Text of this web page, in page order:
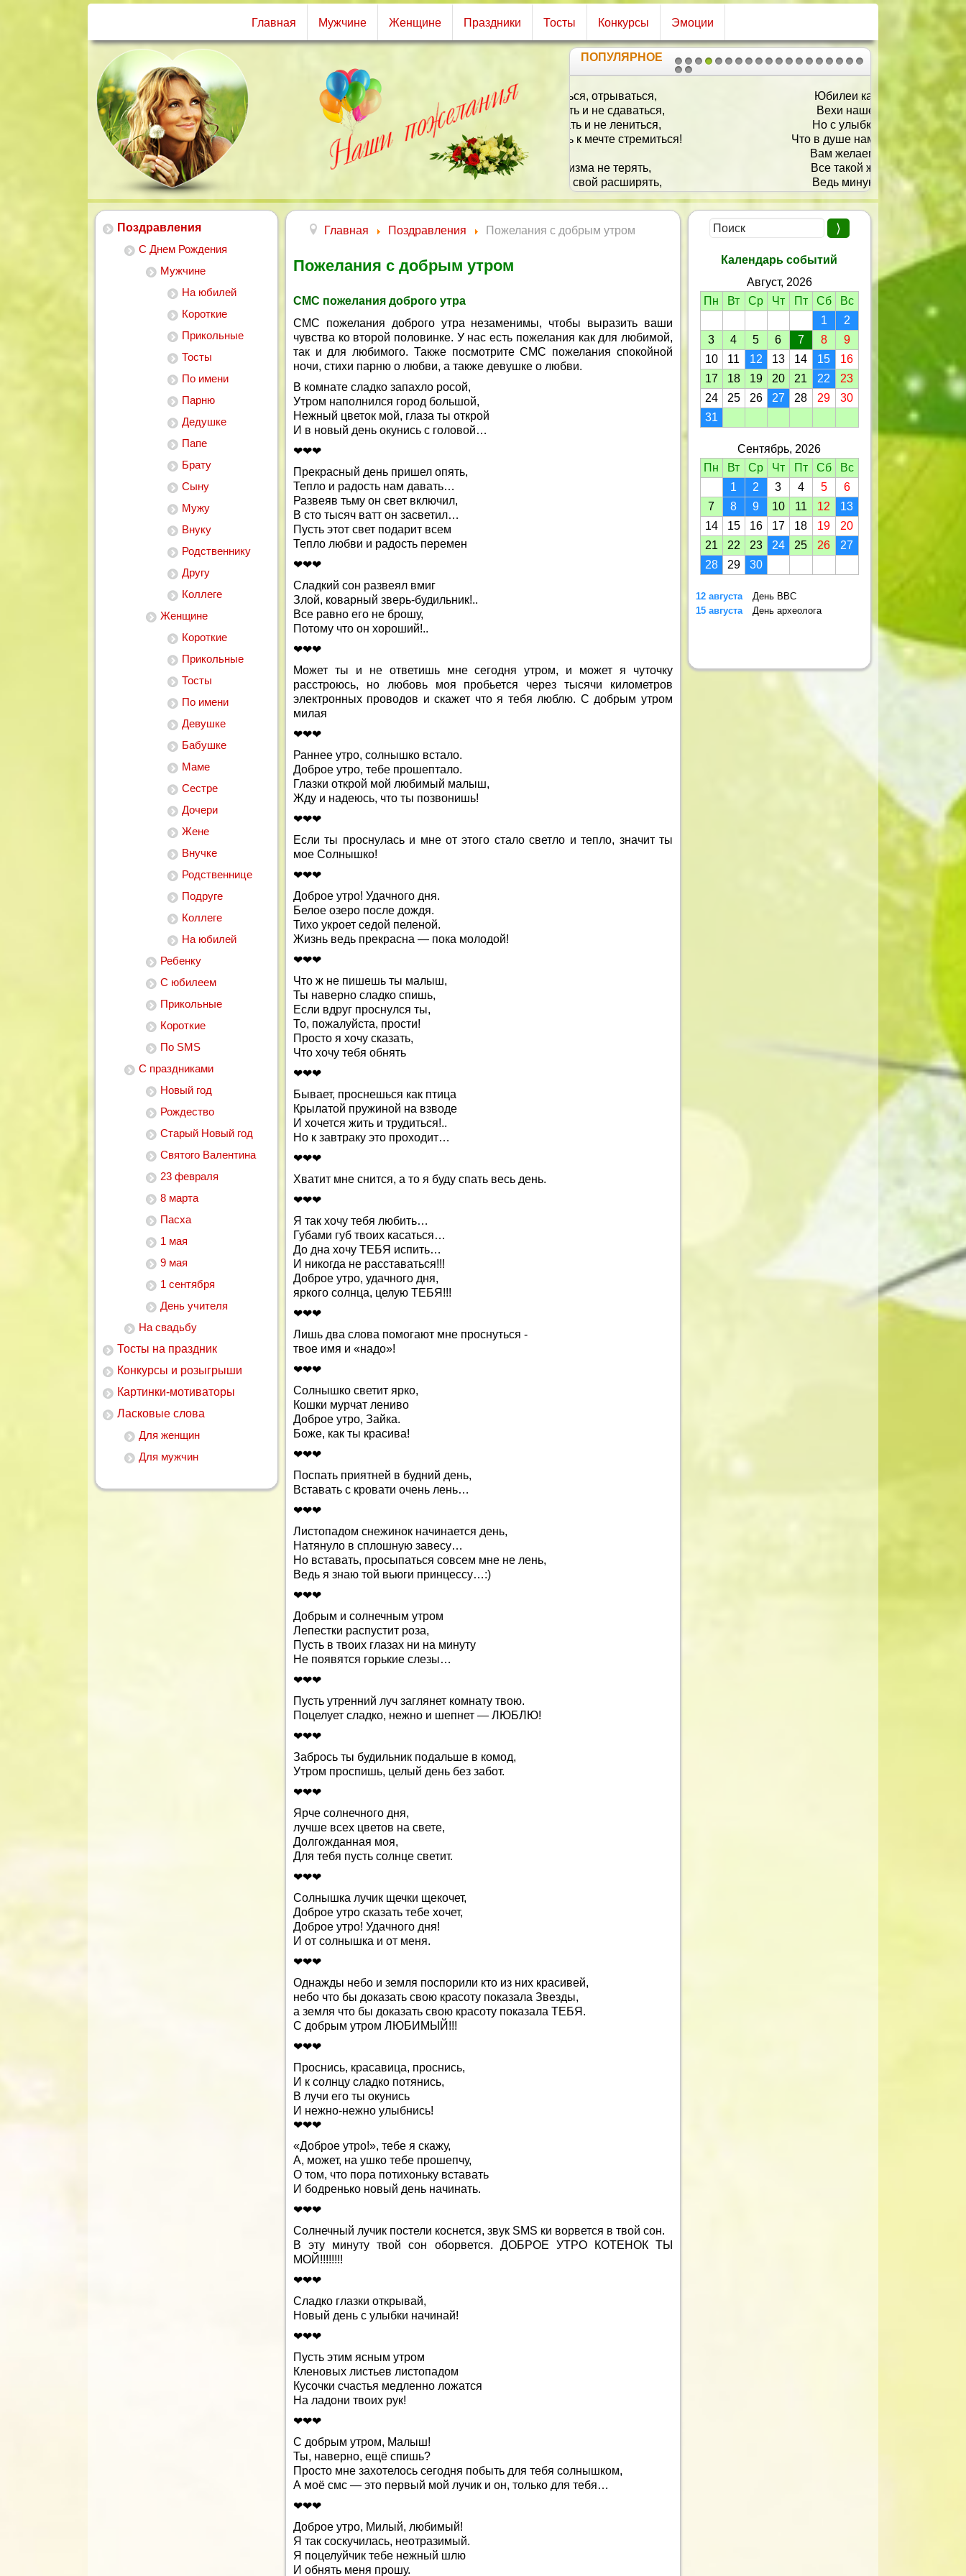
Главная Мужчине Женщине Праздники Тосты Конкурсы Эмоции
1 2
2021
ПОПУЛЯРНОЕ
Юбилеи как вихри промчатся,
Вехи нашей судьбы отмечая,
Но с улыбкою вдруг замечаем,
Что в душе нам все те же семнадцать!
Все такой же отзывчивой быть.
Ведь минуют любые ненастья,
Если сердце умеет любить!
Поздравления
С Днем Рождения
Мужчине
На юбилей
Короткие
Прикольные
Тосты
По имени
Парню
Дедушке
Папе
Брату
Сыну
Мужу
Внуку
Родственнику
Другу
Коллеге
Женщине
Короткие
Прикольные
Тосты
По имени
Девушке
Бабушке
Маме
Сестре
Дочери
Жене
Внучке
Родственнице
Подруге
Коллеге
На юбилей
Ребенку
С юбилеем
Прикольные
Короткие
По SMS
С праздниками
Новый год
Рождество
Старый Новый год
Святого Валентина
23 февраля
8 марта
Пасха
1 мая
9 мая
1 сентября
День учителя
На свадьбу
Тосты на праздник
Конкурсы и розыгрыши
Картинки-мотиваторы
Ласковые слова
Для женщин
Для мужчин
Главная Поздравления Пожелания с добрым утром
Пожелания с добрым утром
СМС пожелания доброго утра
СМС пожелания доброго утра незаменимы, чтобы выразить ваши
чувства ко второй половинке. У нас есть пожелания как для любимой,
так и для любимого. Также посмотрите СМС пожелания спокойной
ночи, стихи парню о любви, а также девушке о любви.
В комнате сладко запахло росой,
Утром наполнился город большой,
Нежный цветок мой, глаза ты открой
И в новый день окунись с головой…
❤❤❤
Прекрасный день пришел опять,
Тепло и радость нам давать…
Развеяв тьму он свет включил,
В сто тысяч ватт он засветил…
Пусть этот свет подарит всем
Тепло любви и радость перемен
❤❤❤
Сладкий сон развеял вмиг
Злой, коварный зверь-будильник!..
Все равно его не брошу,
Потому что он хороший!..
❤❤❤
Может ты и не ответишь мне сегодня утром, и может я чуточку
расстроюсь, но любовь моя пробьется через тысячи километров
электронных проводов и скажет что я тебя люблю. С добрым утром
милая
❤❤❤
Раннее утро, солнышко встало.
Доброе утро, тебе прошептало.
Глазки открой мой любимый малыш,
Жду и надеюсь, что ты позвонишь!
❤❤❤
Если ты проснулась и мне от этого стало светло и тепло, значит ты
мое Солнышко!
❤❤❤
Доброе утро! Удачного дня.
Белое озеро после дождя.
Тихо укроет седой пеленой.
Жизнь ведь прекрасна — пока молодой!
❤❤❤
Что ж не пишешь ты малыш,
Ты наверно сладко спишь,
Если вдруг проснулся ты,
То, пожалуйста, прости!
Просто я хочу сказать,
Что хочу тебя обнять
❤❤❤
Бывает, проснешься как птица
Крылатой пружиной на взводе
И хочется жить и трудиться!..
Но к завтраку это проходит…
❤❤❤
Хватит мне снится, а то я буду спать весь день.
❤❤❤
Я так хочу тебя любить…
Губами губ твоих касаться…
До дна хочу ТЕБЯ испить…
И никогда не расставаться!!!
Доброе утро, удачного дня,
яркого солнца, целую ТЕБЯ!!!
❤❤❤
Лишь два слова помогают мне проснуться -
твое имя и «надо»!
❤❤❤
Солнышко светит ярко,
Кошки мурчат лениво
Доброе утро, Зайка.
Боже, как ты красива!
❤❤❤
Поспать приятней в будний день,
Вставать с кровати очень лень…
❤❤❤
Листопадом снежинок начинается день,
Натянуло в сплошную завесу…
Но вставать, просыпаться совсем мне не лень,
Ведь я знаю той вьюги принцессу…:)
❤❤❤
Добрым и солнечным утром
Лепестки распустит роза,
Пусть в твоих глазах ни на минуту
Не появятся горькие слезы…
❤❤❤
Пусть утренний луч заглянет комнату твою.
Поцелует сладко, нежно и шепнет — ЛЮБЛЮ!
❤❤❤
Забрось ты будильник подальше в комод,
Утром проспишь, целый день без забот.
❤❤❤
Ярче солнечного дня,
лучше всех цветов на свете,
Долгожданная моя,
Для тебя пусть солнце светит.
❤❤❤
Солнышка лучик щечки щекочет,
Доброе утро сказать тебе хочет,
Доброе утро! Удачного дня!
И от солнышка и от меня.
❤❤❤
Однажды небо и земля поспорили кто из них красивей,
небо что бы доказать свою красоту показала Звезды,
а земля что бы доказать свою красоту показала ТЕБЯ.
С добрым утром ЛЮБИМЫЙ!!!
❤❤❤
Проснись, красавица, проснись,
И к солнцу сладко потянись,
В лучи его ты окунись
И нежно-нежно улыбнись!
❤❤❤
«Доброе утро!», тебе я скажу,
А, может, на ушко тебе прошепчу,
О том, что пора потихоньку вставать
И бодренько новый день начинать.
❤❤❤
Солнечный лучик постели коснется, звук SMS ки ворвется в твой сон.
В эту минуту твой сон оборвется. ДОБРОЕ УТРО КОТЕНОК ТЫ
МОЙ!!!!!!!!
❤❤❤
Сладко глазки открывай,
Новый день с улыбки начинай!
❤❤❤
Пусть этим ясным утром
Кленовых листьев листопадом
Кусочки счастья медленно ложатся
На ладони твоих рук!
❤❤❤
С добрым утром, Малыш!
Ты, наверно, ещё спишь?
Просто мне захотелось сегодня побыть для тебя солнышком,
А моё смс — это первый мой лучик и он, только для тебя…
❤❤❤
Доброе утро, Милый, любимый!
Я так соскучилась, неотразимый.
Я поцелуйчик тебе нежный шлю
И обнять меня прошу.
Календарь событий
Август, 2026
Пн
Вт Ср Чт Пт Сб
Вс
1
2
3
4 5 6 7 8
9
10
11 12 13 14 15
16
17
18 19 20 21 22
23
24
25 26 27 28 29
30
31
Сентябрь, 2026
Пн
Вт Ср Чт Пт Сб
Вс
1
2 3 4 5
6
7
8 9 10 11 12
13
14
15 16 17 18 19
20
21
22 23 24 25 26
27
28
29 30
12 августа
День ВВС
15 августа
День археолога